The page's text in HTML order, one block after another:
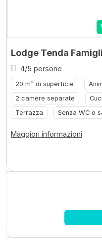
Lodge Tenda
4/5 persone
20 m² di superficie
2 camere separate
Terrazza
Senza WC o
Maggiori informazioni